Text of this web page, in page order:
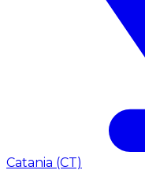
Catania (CT)